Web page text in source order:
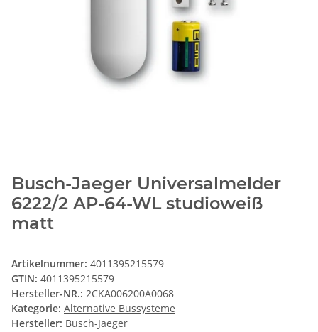
Busch-Jaeger Universalmelder
6222/2 AP-64-WL studioweiß
matt
Artikelnummer: 4011395215579
GTIN: 4011395215579
Hersteller-NR.: 2CKA006200A0068
Kategorie: Alternative Bussysteme
Hersteller: Busch-Jaeger